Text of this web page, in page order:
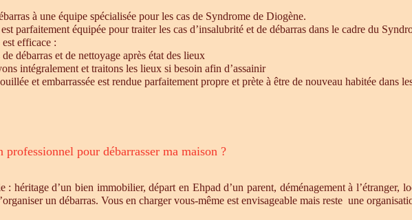
à une équipe spécialisée pour les cas de Syndrome de Diogène.
parfaitement équipée pour traiter les cas d’insalubrité et de débarras dans le cadre du
efficace :
débarras et de nettoyage après état des lieux
intégralement et traitons les lieux si besoin afin d’assainir
et embarrassée est rendue parfaitement propre et prète à être de nouveau habitée dans
pour débarrasser ma maison ?
: héritage d’un bien immobilier, départ en Ehpad d’un parent, déménagement à
un débarras. Vous en charger vous-même est envisageable mais reste une